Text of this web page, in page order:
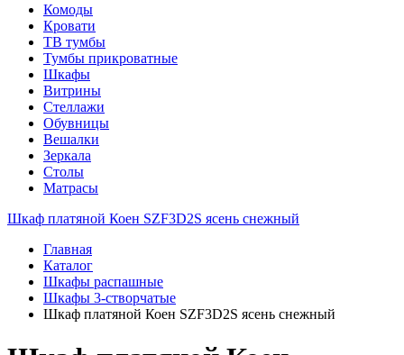
Комоды
Кровати
ТВ тумбы
Тумбы прикроватные
Шкафы
Витрины
Стеллажи
Обувницы
Вешалки
Зеркала
Столы
Матрасы
Шкаф платяной Коен SZF3D2S ясень снежный
Главная
Каталог
Шкафы распашные
Шкафы 3-створчатые
Шкаф платяной Коен SZF3D2S ясень снежный